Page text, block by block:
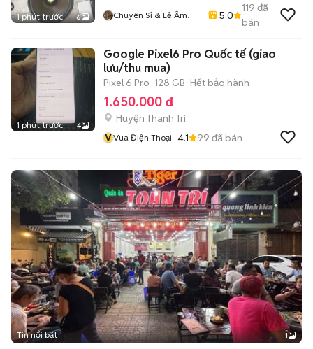
1 phút trước 6
Chuyên Sỉ & Lẻ Âm
5.0
119 đã
bán
1 phút trước 4
Google Pixel6 Pro Quốc tế (giao
lưu/thu mua)
Pixel 6 Pro 128 GB Hết bảo hành
1.650.000 đ
Huyện Thanh Trì
VVua Điện Thoại 4.1 99 đã bán
Tin nổi bật 1